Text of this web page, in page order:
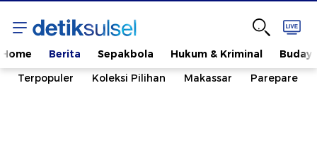
Home Berita Sepakbola Hukum & Kriminal
Terpopuler
Koleksi Pilihan Makassar Parepare